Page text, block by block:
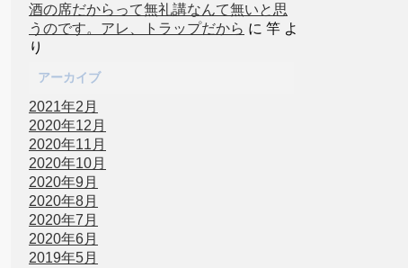
酒の席だからって無礼講なんて無いと思
うのです。アレ、トラップだから に 竿 よ
り
アーカイブ
2021年2月
2020年12月
2020年11月
2020年10月
2020年9月
2020年8月
2020年7月
2020年6月
2019年5月